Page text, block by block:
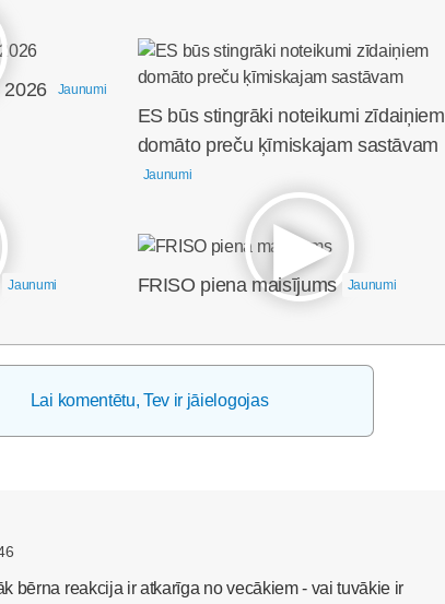
2026 Jaunumi
ES būs stingrāki noteikumi zīdaiņiem
domāto preču ķīmiskajam sastāvam
Jaunumi
Jaunumi FRISO piena maisījums Jaunumi
Lai komentētu, Tev ir jāielogojas
bērna reakcija ir atkarīga no vecākiem - vai tuvākie ir